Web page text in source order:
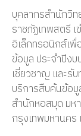
บุคลากรสำนักวิท
ราชภัฏเทพสตรี
อิเล็กทรอนิกส์เ
ข้อมูล ประจำปีง
เชี่ยวชาญ และรั
บริการสืบค้นข้อ
สำนักหอสมุด มห
กรุงเทพมหานค